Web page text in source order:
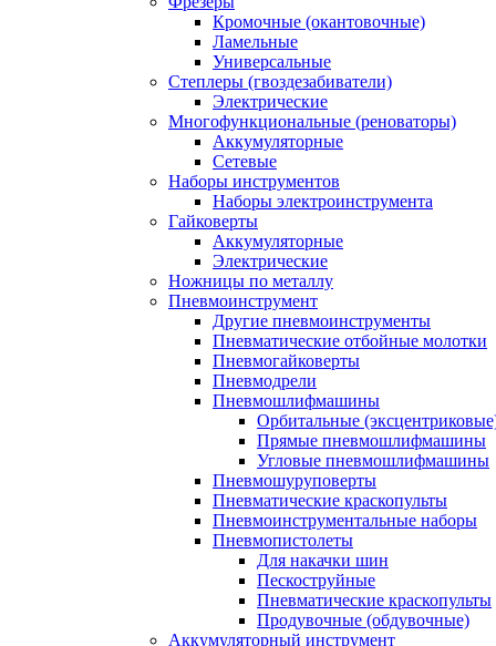
Кромочные (окантовочные)
Ламельные
Универсальные
Степлеры (гвоздезабиватели)
Электрические
Многофункциональные (реноваторы)
Аккумуляторные
Сетевые
Наборы инструментов
Наборы электроинструмента
Гайковерты
Аккумуляторные
Электрические
Ножницы по металлу
Пневмоинструмент
Другие пневмоинструменты
Пневматические отбойные молотки
Пневмогайковерты
Пневмодрели
Пневмошлифмашины
Орбитальные
Прямые пневмошлифмашины
Угловые пневмошлифмашины
Пневмошуруповерты
Пневматические краскопульты
Пневмоинструментальные наборы
Пневмопистолеты
Для накачки шин
Пескоструйные
Пневматические краскопульты
Продувочные (обдувочные)
Аккумуляторный инструмент